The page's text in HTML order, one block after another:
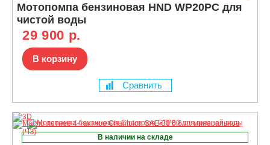
Мотопомпа бензиновая HND WP20PC для
чистой воды
29 900 р.
В корзину
Сравнить
В наличии на складе